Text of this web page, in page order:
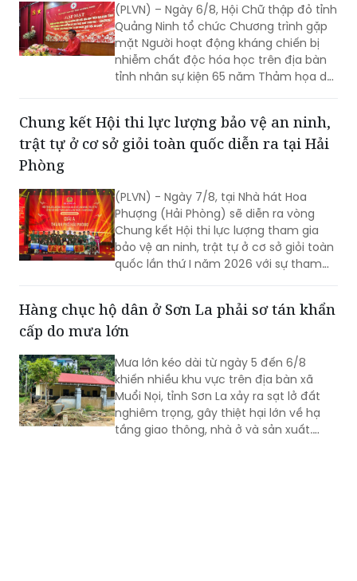
(PLVN) – Ngày 6/8, Hội Chữ thập đỏ tỉnh
Quảng Ninh tổ chức Chương trình gặp
mặt Người hoạt động kháng chiến bị
nhiễm chất độc hóa học trên địa bàn
tỉnh nhân sự kiện 65 năm Thảm họa da
trào “Vì nạn nhân chất độc da cam”.
Chung kết Hội thi lực lượng bảo vệ an ninh,
trật tự ở cơ sở giỏi toàn quốc diễn ra tại Hải
Phòng
(PLVN) - Ngày 7/8, tại Nhà hát Hoa
Phượng (Hải Phòng) sẽ diễn ra vòng
Chung kết Hội thi lực lượng tham gia
bảo vệ an ninh, trật tự ở cơ sở giỏi toàn
quốc lần thứ I năm 2026 với sự tham
Hàng chục hộ dân ở Sơn La phải sơ tán khẩn
cấp do mưa lớn
Mưa lớn kéo dài từ ngày 5 đến 6/8
khiến nhiều khu vực trên địa bàn xã
Muổi Nọi, tỉnh Sơn La xảy ra sạt lở đất
nghiêm trọng, gây thiệt hại lớn về hạ
tầng giao thông, nhà ở và sản xuất.